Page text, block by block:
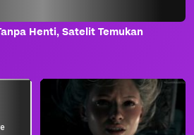
Henti, Satelit Temukan